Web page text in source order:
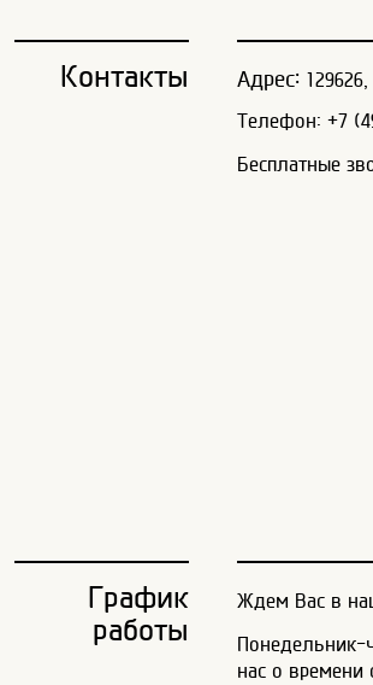
Контакты Адрес:
Телефон: +7
Бесплатные
График
работы
Ждем Вас в
Понедельник-
нас о времени